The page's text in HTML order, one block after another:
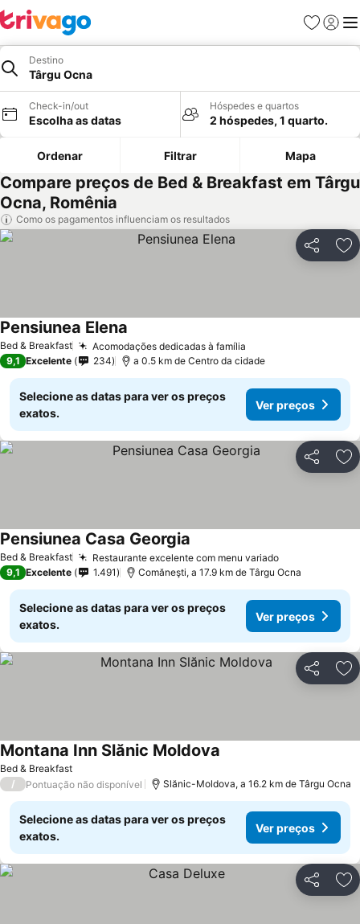
Favoritos
Iniciar
Destino
Târgu Ocna
Check-in/out
Escolha as datas
Hóspedes e quartos
2 hóspedes, 1 quarto.
Ordenar Filtrar Mapa
Compare preços de Bed & Breakfast em Târgu
Ocna, Romênia
Como os pagamentos influenciam os resultados
Partilhar
Bed & Breakfast Acomodações dedicadas à família
Pensiunea Elena
9,1 Excelente 234 a 0.5 km de Centro da cidade
Selecione as datas para ver os preços
exatos.
Ver preços
Partilhar
Bed & Breakfast Restaurante excelente com menu variadoVer preços
Pensiunea Casa Georgia
9,1 Excelente 1.491 Comăneşti, a 17.9 km de Târgu Ocna
Selecione as datas para ver os preços
exatos.
Ver preços
Partilhar
Bed & Breakfast
Montana Inn Slănic Moldova
/ Pontuação não disponível Slănic-Moldova, a 16.2 km de Târgu Ocna
Selecione as datas para ver os preços
exatos.
Ver preços
Partilhar